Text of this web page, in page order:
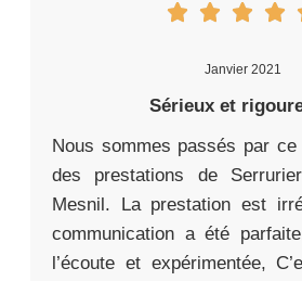
Janvier 2021
Sérieux et
Nous sommes passés par
des prestations de
Mesnil. La prestation est
communication a été
l’écoute et expérimentée,